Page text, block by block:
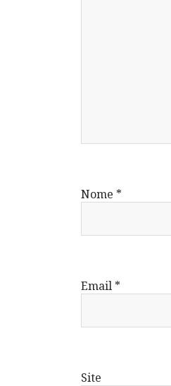
Nome *
Email *
Site